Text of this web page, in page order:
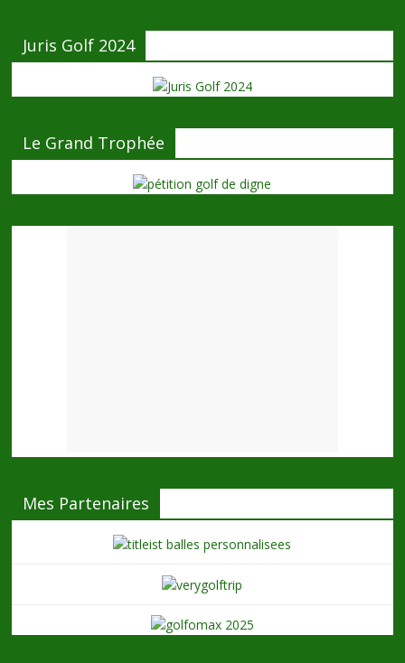
Juris Golf 2024
Le Grand Trophée
Mes Partenaires